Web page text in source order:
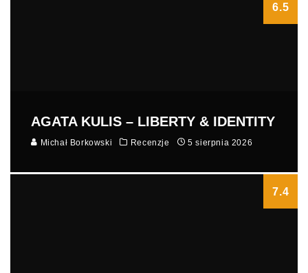
6.5
AGATA KULIS – LIBERTY & IDENTITY
Michał Borkowski Recenzje 5 sierpnia 2026
7.4